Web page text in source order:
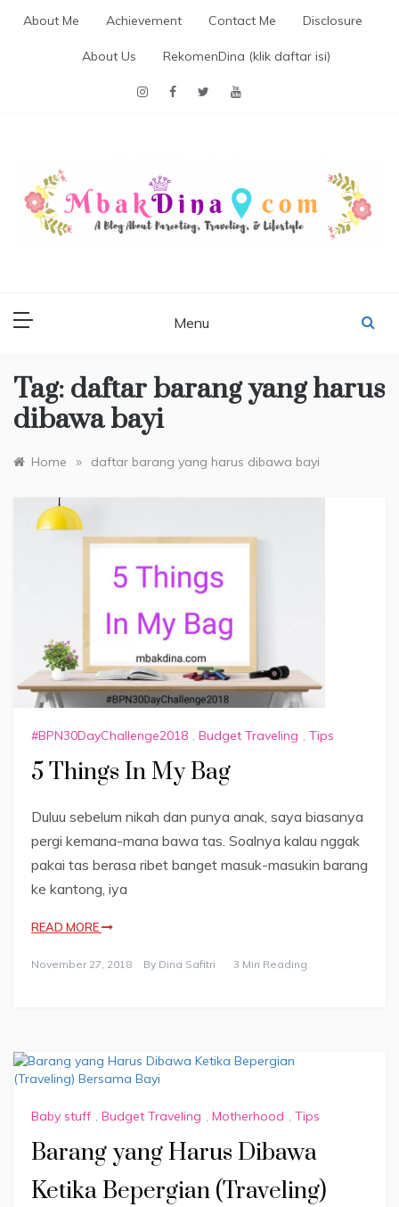
About Me Achievement Contact Me Disclosure
About Us RekomenDina (klik daftar isi)
Menu
Tag: daftar barang yang harus
dibawa bayi
Home » daftar barang yang harus dibawa bayi
#BPN30DayChallenge2018 , Budget Traveling , Tips
5 Things In My Bag
Duluu sebelum nikah dan punya anak, saya biasanya
pergi kemana-mana bawa tas. Soalnya kalau nggak
pakai tas berasa ribet banget masuk-masukin barang
ke kantong, iya
READ MORE
November 27, 2018 By Dina Safitri 3 Min Reading
Baby stuff , Budget Traveling , Motherhood , Tips
Barang yang Harus Dibawa
Ketika Bepergian (Traveling)